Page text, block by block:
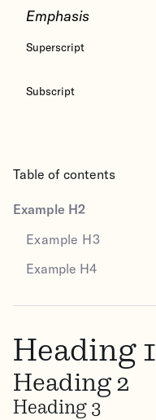
Emphasis
Superscript
Subscript
Table of contents
Example H2
Example H3
Example H4
Heading 1
Heading 2
Heading 3